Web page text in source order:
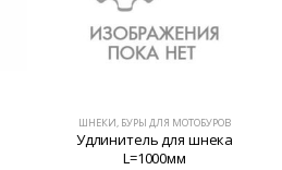
ШНЕКИ, БУРЫ ДЛЯ МОТОБУРОВ
Удлинитель для шнека
L=1000мм